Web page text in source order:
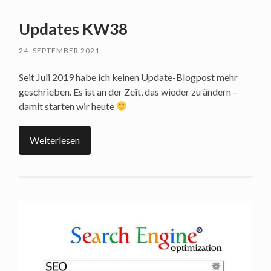
Updates KW38
24. SEPTEMBER 2021
Seit Juli 2019 habe ich keinen Update-Blogpost mehr
geschrieben. Es ist an der Zeit, das wieder zu ändern –
damit starten wir heute
Weiterlesen